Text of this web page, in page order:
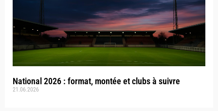
National 2026 : format, montée et clubs à suivre
21.06.2026